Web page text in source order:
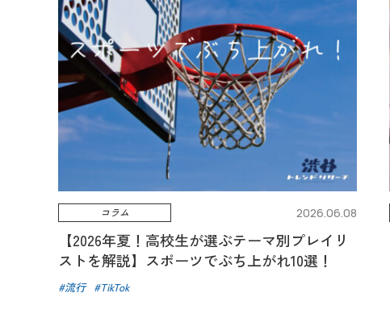
コラム 2026.06.08
【2026年夏！高校生が選ぶテーマ別プレイリ
ストを解説】スポーツでぶち上がれ10選！
流行 TikTok